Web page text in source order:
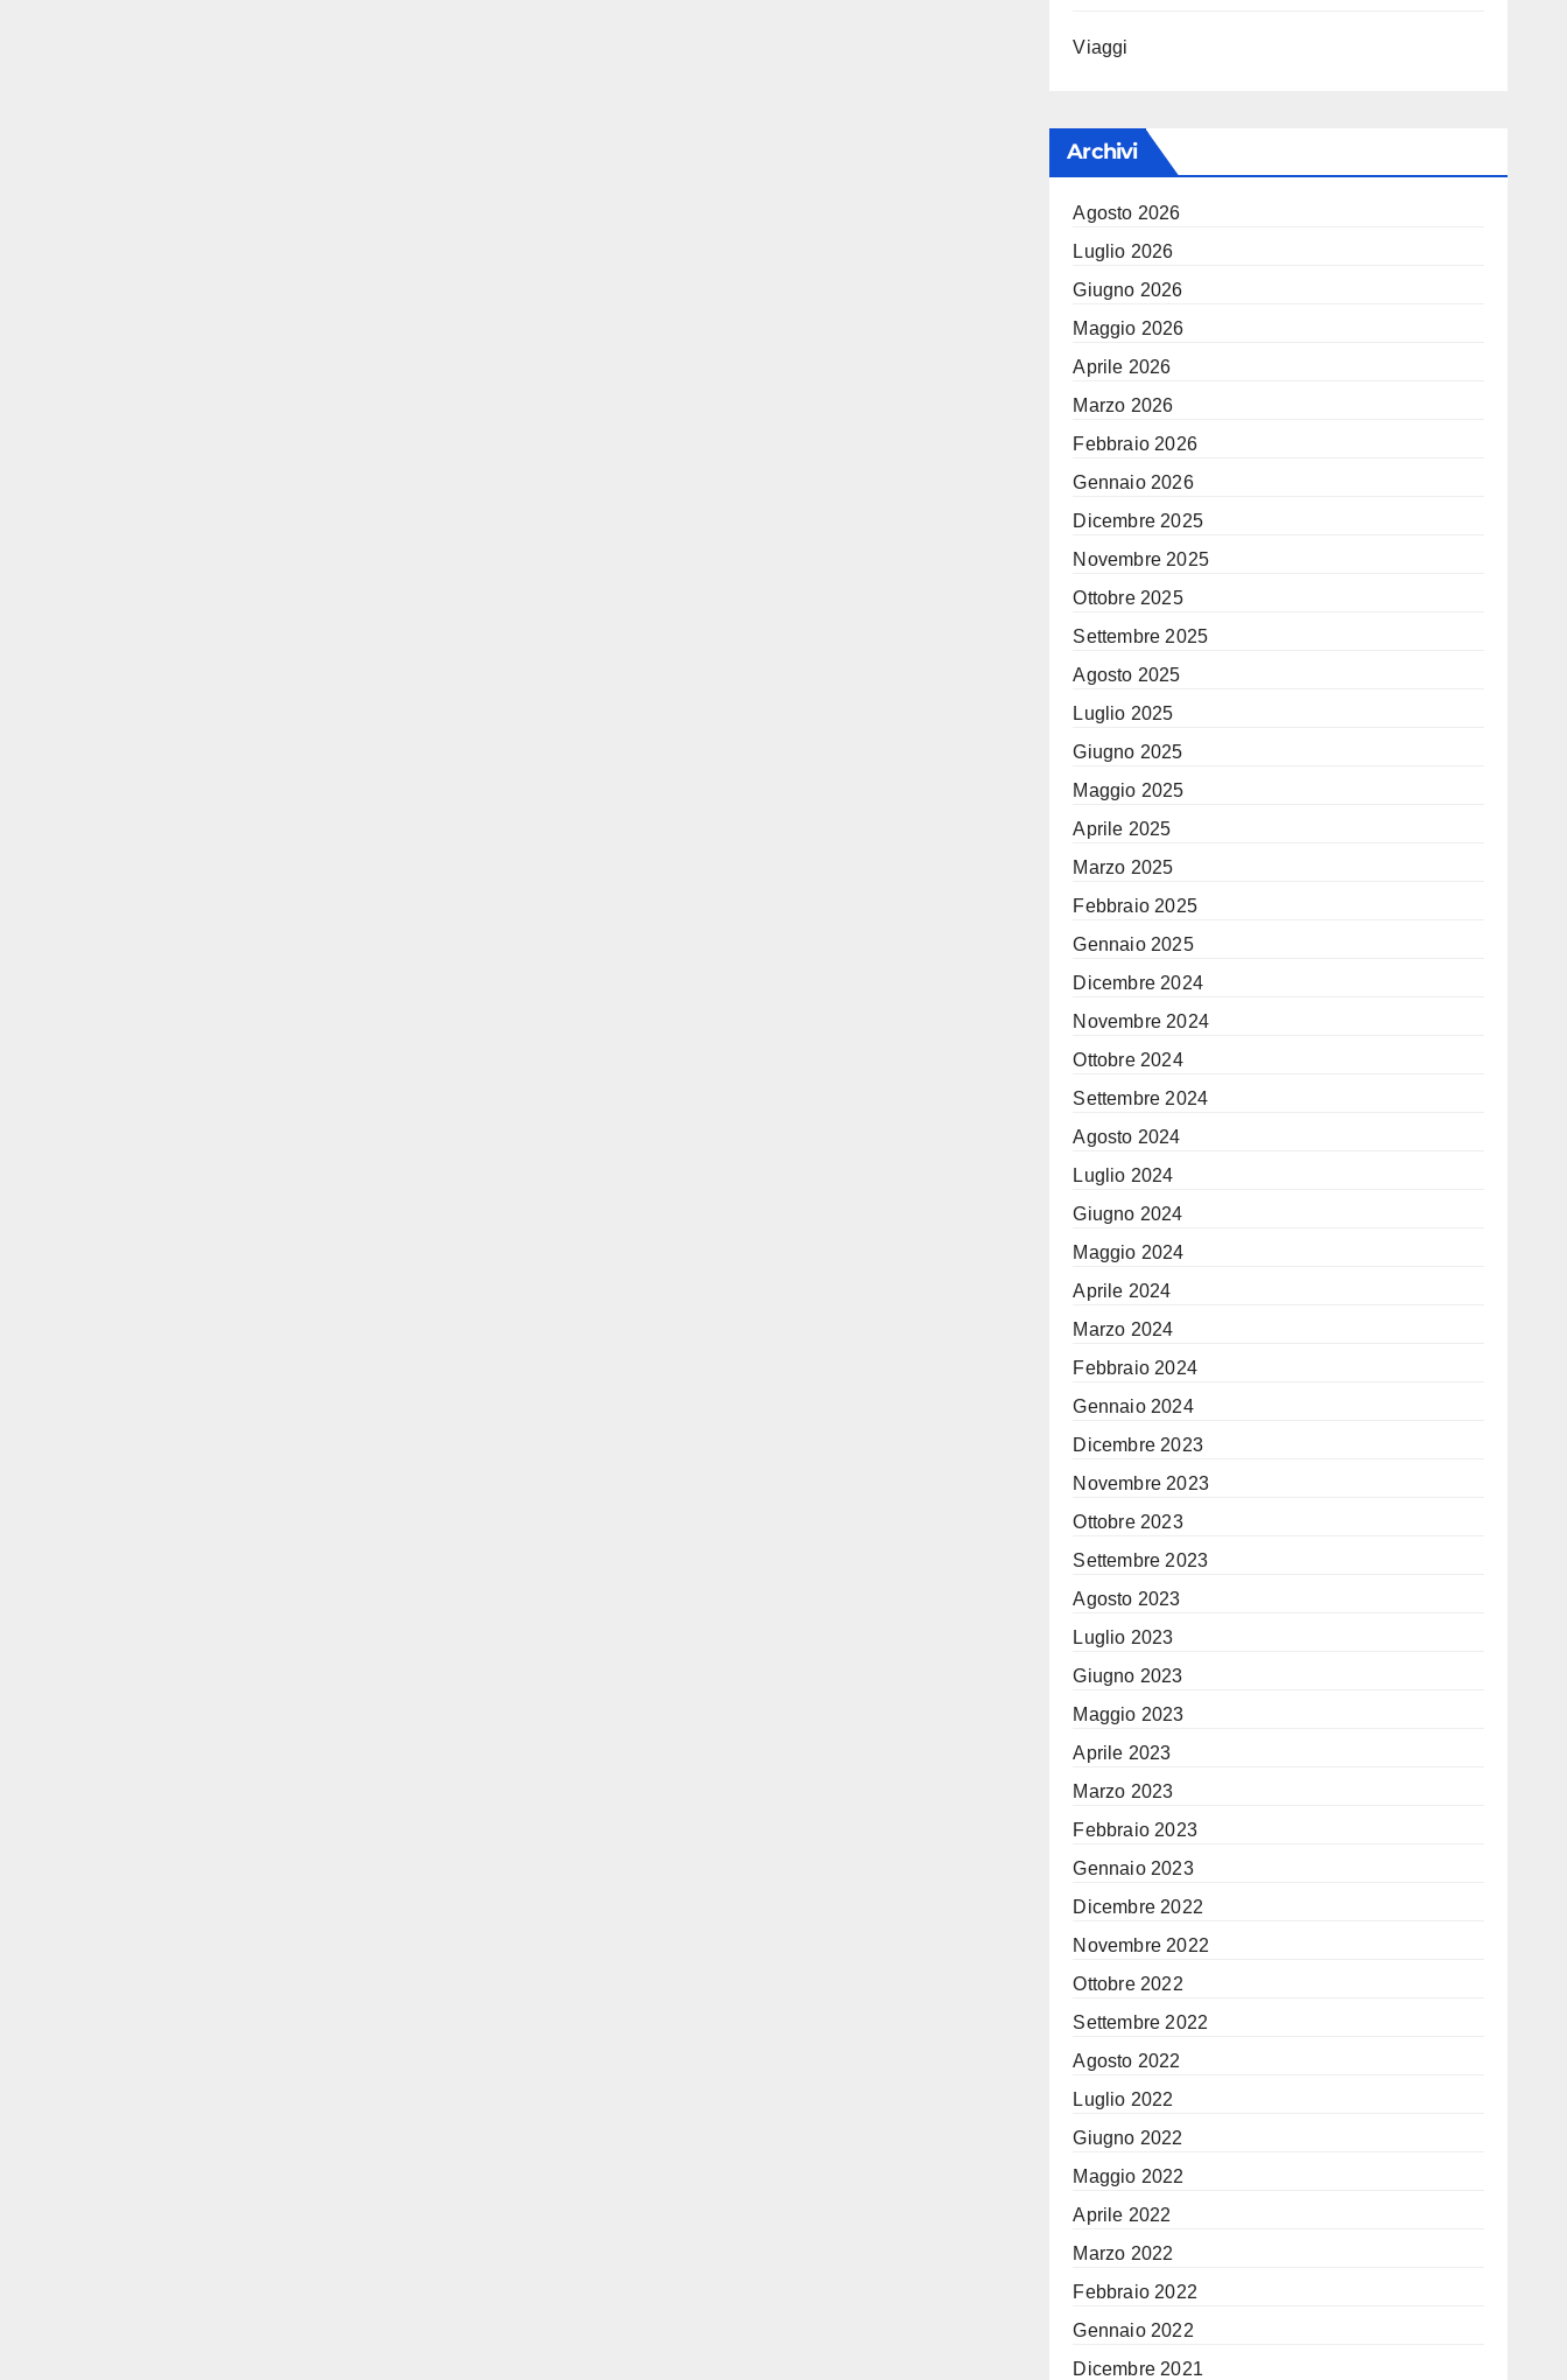
Viaggi
Archivi
Agosto 2026
Luglio 2026
Giugno 2026
Maggio 2026
Aprile 2026
Marzo 2026
Febbraio 2026
Gennaio 2026
Dicembre 2025
Novembre 2025
Ottobre 2025
Settembre 2025
Agosto 2025
Luglio 2025
Giugno 2025
Maggio 2025
Aprile 2025
Marzo 2025
Febbraio 2025
Gennaio 2025
Dicembre 2024
Novembre 2024
Ottobre 2024
Settembre 2024
Agosto 2024
Luglio 2024
Giugno 2024
Maggio 2024
Aprile 2024
Marzo 2024
Febbraio 2024
Gennaio 2024
Dicembre 2023
Novembre 2023
Ottobre 2023
Settembre 2023
Agosto 2023
Luglio 2023
Giugno 2023
Maggio 2023
Aprile 2023
Marzo 2023
Febbraio 2023
Gennaio 2023
Dicembre 2022
Novembre 2022
Ottobre 2022
Settembre 2022
Agosto 2022
Luglio 2022
Giugno 2022
Maggio 2022
Aprile 2022
Marzo 2022
Febbraio 2022
Gennaio 2022
Dicembre 2021